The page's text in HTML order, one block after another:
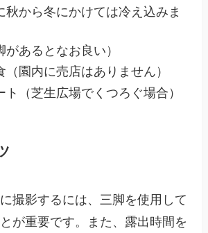
秋から冬にかけては冷え込みま
あるとなお良い）
園内に売店はありません）
ト（芝生広場でくつろぐ場合）
撮影するには、三脚を使用して
が重要です。また、露出時間を